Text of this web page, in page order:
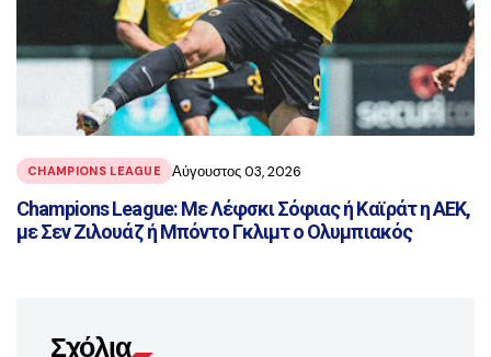
CHAMPIONS LEAGUE Αύγουστος 03, 2026
Champions League: Με Λέφσκι Σόφιας ή Καϊράτ η ΑΕΚ,
με Σεν Ζιλουάζ ή Μπόντο Γκλιμτ ο Ολυμπιακός
Σχόλια